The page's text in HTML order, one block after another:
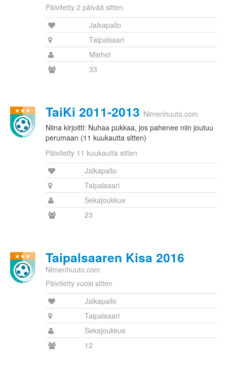
Päivitetty 2 päivää sitten
Jalkapallo
Taipalsaari
Miehet
33
TaiKi 2011-2013 Nimenhuuto.com
Niina kirjoitti: Nuhaa pukkaa, jos pahenee niin joutuu
perumaan (11 kuukautta sitten)
Päivitetty 11 kuukautta sitten
Jalkapallo
Taipalsaari
Sekajoukkue
23
Taipalsaaren Kisa 2016
Nimenhuuto.com
Päivitetty vuosi sitten
Jalkapallo
Taipalsaari
Sekajoukkue
12